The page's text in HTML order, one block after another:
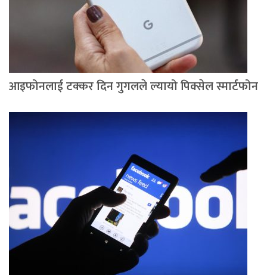
आइफोनलाई टक्कर दिन गुगलले ल्यायो पिक्सेल स्मार्टफोन